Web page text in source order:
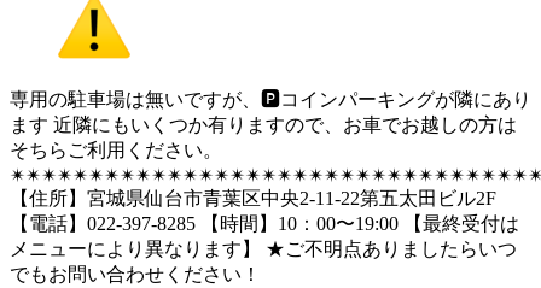
専用の駐車場は無いですが、🅿︎コインパーキングが隣にあり
ます 近隣にもいくつか有りますので、お車でお越しの方は
そちらご利用ください。
【住所】宮城県仙台市青葉区中央2-11-22第五太田ビル2F
【電話】022-397-8285 【時間】10：00〜19:00 【最終受付は
メニューにより異なります】 ★ご不明点ありましたらいつ
でもお問い合わせください！